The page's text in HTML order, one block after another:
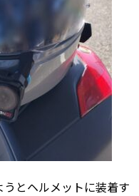
とヘルメットに装着す